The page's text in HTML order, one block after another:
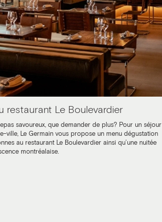
restaurant Le Boulevardier
savoureux, que demander de plus? Pour un séjour
ville, Le Germain vous propose un menu dégustation
au restaurant Le Boulevardier ainsi qu’une nuitée
montréalaise.